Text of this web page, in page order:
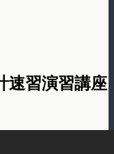
速習演習講座